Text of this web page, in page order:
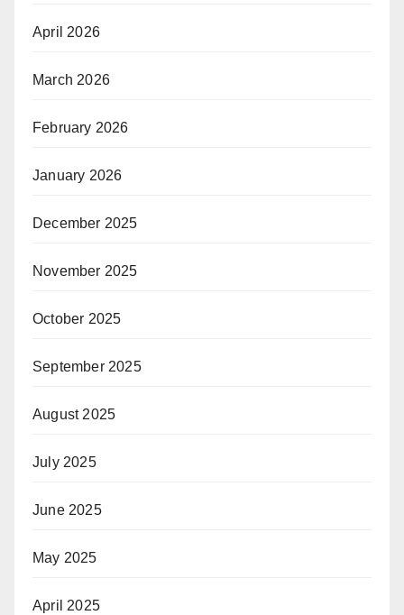
April 2026
March 2026
February 2026
January 2026
December 2025
November 2025
October 2025
September 2025
August 2025
July 2025
June 2025
May 2025
April 2025